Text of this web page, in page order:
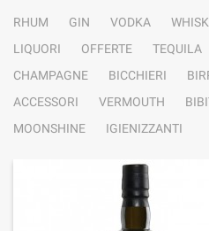
RHUM GIN VODKA
LIQUORI
OFFERTE TEQUILA
CHAMPAGNE
BICCHIERI
ACCESSORI
VERMOUTH
MOONSHINE
IGIENIZZANTI